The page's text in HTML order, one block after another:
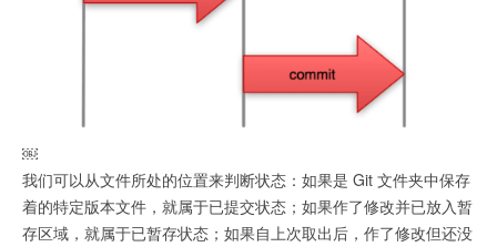
￼
我们可以从文件所处的位置来判断状态：如果是 Git 文件夹中保存
着的特定版本文件，就属于已提交状态；如果作了修改并已放入暂
存区域，就属于已暂存状态；如果自上次取出后，作了修改但还没